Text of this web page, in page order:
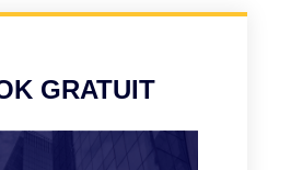
GRATUIT